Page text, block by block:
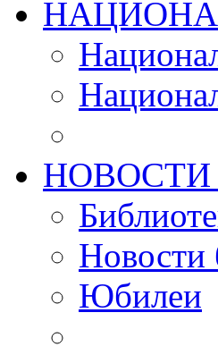
Новости
Юбилеи